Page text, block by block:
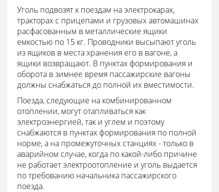
Уголь подвозят к поездам на электрокарах,
тракторах с прицепами и грузовых автомашинах
расфасованным в металлические ящики
емкостью по 15 кг. Проводники высыпают уголь
из ящиков в места хранения его в вагоне, а
ящики возвращают. В пунктах формирования и
оборота в зимнее время пассажирские вагоны
должны снабжаться до полной их вместимости.
Поезда, следующие на комбинированном
отоплении, могут отапливаться как
электроэнергией, так и углем и поэтому
снабжаются в пунктах формирования по полной
норме, а на промежуточных станциях - только в
аварийном случае, когда по какой-либо причине
не работает электроотопление и уголь выдается
по требованию начальника пассажирского
поезда.